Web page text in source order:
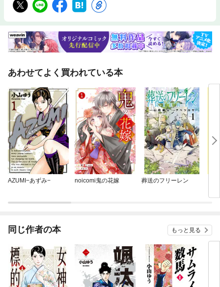
あわせてよく買われている本
AZUMI−あずみ− noicomi鬼の花嫁 葬送のフリーレン
同じ作者の本 もっと見る